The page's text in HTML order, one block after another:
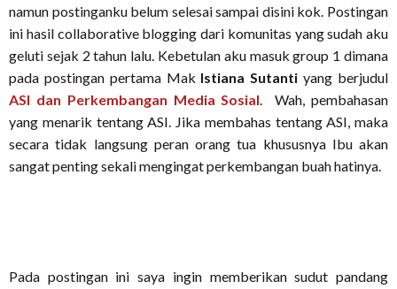
namun postinganku belum selesai sampai disini kok. Postingan
ini hasil collaborative blogging dari komunitas yang sudah aku
geluti sejak 2 tahun lalu. Kebetulan aku masuk group 1 dimana
pada postingan pertama Mak Istiana Sutanti yang berjudul
ASI dan Perkembangan Media Sosial. Wah, pembahasan
yang menarik tentang ASI. Jika membahas tentang ASI, maka
secara tidak langsung peran orang tua khususnya Ibu akan
sangat penting sekali mengingat perkembangan buah hatinya.
Pada postingan ini saya ingin memberikan sudut pandang